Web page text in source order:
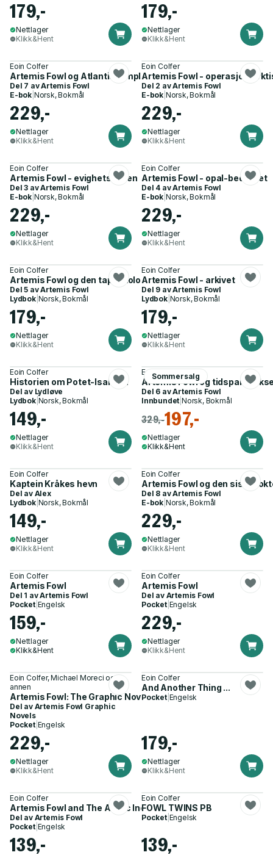
179,-
Nettlager
Klikk&Hent
179,-
Nettlager
Klikk&Hent
Eoin Colfer
Artemis Fowl og Atlantiskomplekset
Del 7 avArtemis Fowl
E-bok Norsk, Bokmål
229,-
Nettlager
Klikk&Hent
Eoin Colfer
Artemis Fowl - operasjon
Del 2 avArtemis Fowl
E-bok Norsk, Bokmål
229,-
Nettlager
Klikk&Hent
Eoin Colfer
Artemis Fowl - evighetskoden
Del 3 avArtemis Fowl
E-bok Norsk, Bokmål
229,-
Nettlager
Klikk&Hent
Eoin Colfer
Artemis Fowl - opal-bedraget
Del 4 avArtemis Fowl
E-bok Norsk, Bokmål
229,-
Nettlager
Klikk&Hent
Eoin Colfer
Artemis Fowl og den tapte kolonien
Del 5 avArtemis Fowl
Lydbok| Norsk, Bokmål
179,-
Nettlager
Klikk&Hent
Eoin Colfer
Artemis Fowl - arkivet
Del 9 avArtemis Fowl
Lydbok| Norsk, Bokmål
179,-
Nettlager
Klikk&Hent
Eoin Colfer
Historien om Potet-Isaksen
Del av Lydløve
Lydbok| Norsk, Bokmål
149,-
Nettlager
Klikk&Hent
Sommersalg
Eoin Colfer
Artemis Fowl og
Del 6 avArtemis Fowl
Innbundet |Norsk, Bokmål
329,-197,-
Nettlager
Klikk&Hent
Eoin Colfer
Kaptein Kråkes hevn
Del av Alex
Lydbok| Norsk, Bokmål
149,-
Nettlager
Klikk&Hent
Eoin Colfer
Artemis Fowl og den siste
Del 8 avArtemis Fowl
E-bok Norsk, Bokmål
229,-
Nettlager
Klikk&Hent
Eoin Colfer
Artemis Fowl
Del 1 avArtemis Fowl
Pocket| Engelsk
159,-
Nettlager
Klikk&Hent
Eoin Colfer
Artemis Fowl
Del av Artemis Fowl
Pocket| Engelsk
229,-
Nettlager
Klikk&Hent
Eoin Colfer, Michael Moreci og 1
annen
Artemis Fowl: The Graphic Novel (New)
Del av Artemis Fowl Graphic
Novels
Pocket| Engelsk
229,-
Nettlager
Klikk&Hent
Eoin Colfer
And Another Thing ...
Pocket| Engelsk
179,-
Nettlager
Klikk&Hent
Eoin Colfer
Artemis Fowl and The Arctic Incident
Del av Artemis Fowl
Pocket| Engelsk
139,-
Eoin Colfer
FOWL TWINS PB
Pocket| Engelsk
139,-